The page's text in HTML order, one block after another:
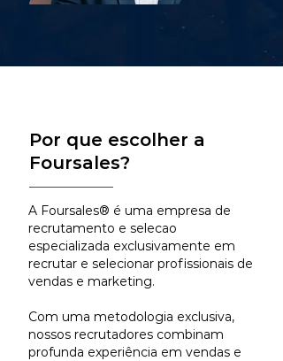
Por que escolher a
Foursales?
A Foursales® é uma empresa de
recrutamento e selecao
especializada exclusivamente em
recrutar e selecionar profissionais de
vendas e marketing.
Com uma metodologia exclusiva,
nossos recrutadores combinam
profunda experiência em vendas e